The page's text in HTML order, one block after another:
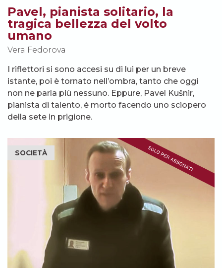
Pavel, pianista solitario, la
tragica bellezza del volto
umano
Vera Fedorova
I riflettori si sono accesi su di lui per un breve
istante, poi è tornato nell’ombra, tanto che oggi
non ne parla più nessuno. Eppure, Pavel Kušnir,
pianista di talento, è morto facendo uno sciopero
della sete in prigione.
SOCIETÀ